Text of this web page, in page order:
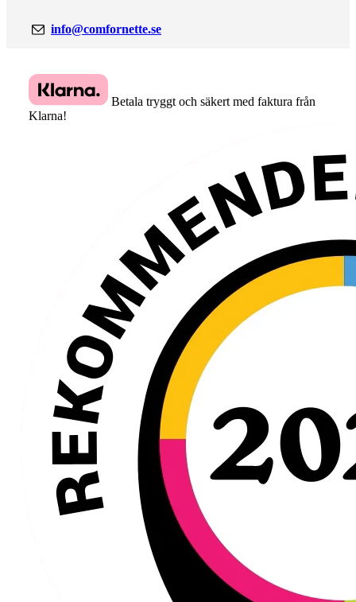
info@comfornette.se
Betala tryggt och säkert med faktura från
Klarna!